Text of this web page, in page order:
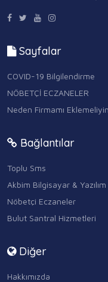
Sayfalar
COVID-19 Bilgilendirme
NÖBETÇİ ECZANELER
Neden Firmamı
Bağlantılar
Toplu Sms
Akbim Bilgisayar & Yazılım
Nöbetçi Eczaneler
Bulut Santral Hizmetleri
Diğer
Hakkımızda